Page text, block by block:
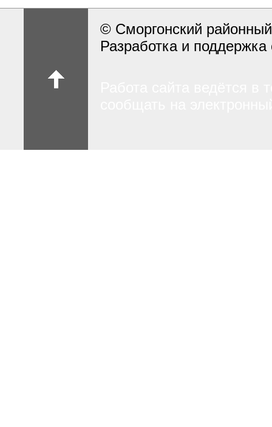
© Сморгонский
Разработка и поддержка